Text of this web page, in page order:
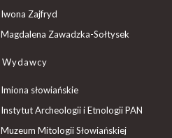
Iwona Zajfryd
Magdalena Zawadzka-Sołtysek
Wydawcy
Imiona słowiańskie
Instytut Archeologii i Etnologii PAN
Muzeum Mitologii Słowiańskiej